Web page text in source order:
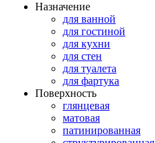
Назначение
для ванной
для гостиной
для кухни
для стен
для туалета
для фартука
Поверхность
глянцевая
матовая
патинированная